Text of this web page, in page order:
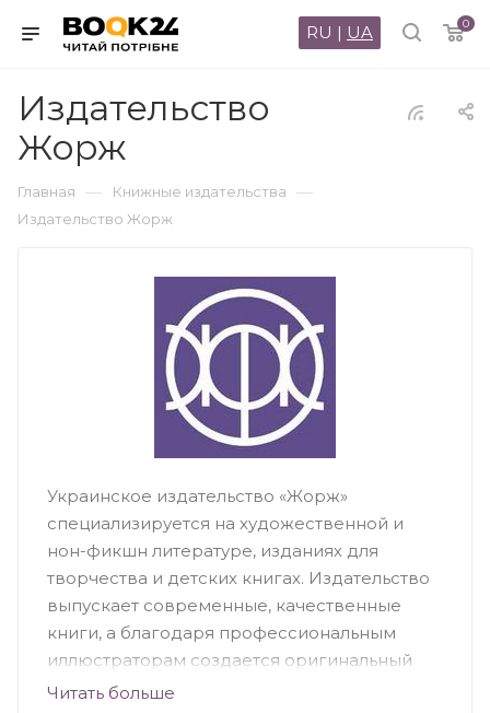
0
RU | UA
Издательство
Жорж
Главная — Книжные издательства —
Издательство Жорж
Украинское издательство «Жорж»
специализируется на художественной и
нон-фикшн литературе, изданиях для
творчества и детских книгах. Издательство
выпускает современные, качественные
книги, а благодаря профессиональным
иллюстраторам создается оригинальный
дизайн. Большую часть ассортимента
Читать больше